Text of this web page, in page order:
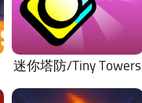
迷你塔防/Tiny Towers